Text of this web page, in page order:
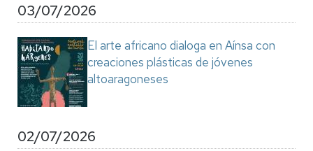
03/07/2026
El arte africano dialoga en Aínsa con
creaciones plásticas de jóvenes
altoaragoneses
02/07/2026